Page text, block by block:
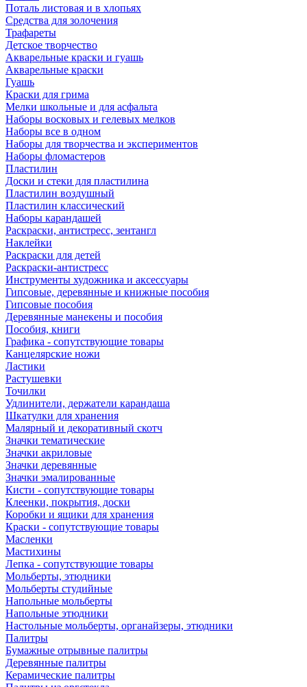
Поталь листовая и в хлопьях
Средства для золочения
Трафареты
Детское творчество
Акварельные краски и гуашь
Акварельные краски
Гуашь
Краски для грима
Мелки школьные и для асфальта
Наборы восковых и гелевых мелков
Наборы все в одном
Наборы для творчества и экспериментов
Наборы фломастеров
Пластилин
Доски и стеки для пластилина
Пластилин воздушный
Пластилин классический
Наборы карандашей
Раскраски, антистресс, зентангл
Наклейки
Раскраски для детей
Раскраски-антистресс
Инструменты художника и аксессуары
Гипсовые, деревянные и книжные пособия
Гипсовые пособия
Деревянные манекены и пособия
Пособия, книги
Графика - сопутствующие товары
Канцелярские ножи
Ластики
Растушевки
Точилки
Удлинители, держатели карандаша
Шкатулки для хранения
Малярный и декоративный скотч
Значки тематические
Значки акриловые
Значки деревянные
Значки эмалированные
Кисти - сопутствующие товары
Клеенки, покрытия, доски
Коробки и ящики для хранения
Краски - сопутствующие товары
Масленки
Мастихины
Лепка - сопутствующие товары
Мольберты, этюдники
Мольберты студийные
Напольные мольберты
Напольные этюдники
Настольные мольберты, органайзеры, этюдники
Палитры
Бумажные отрывные палитры
Деревянные палитры
Керамические палитры